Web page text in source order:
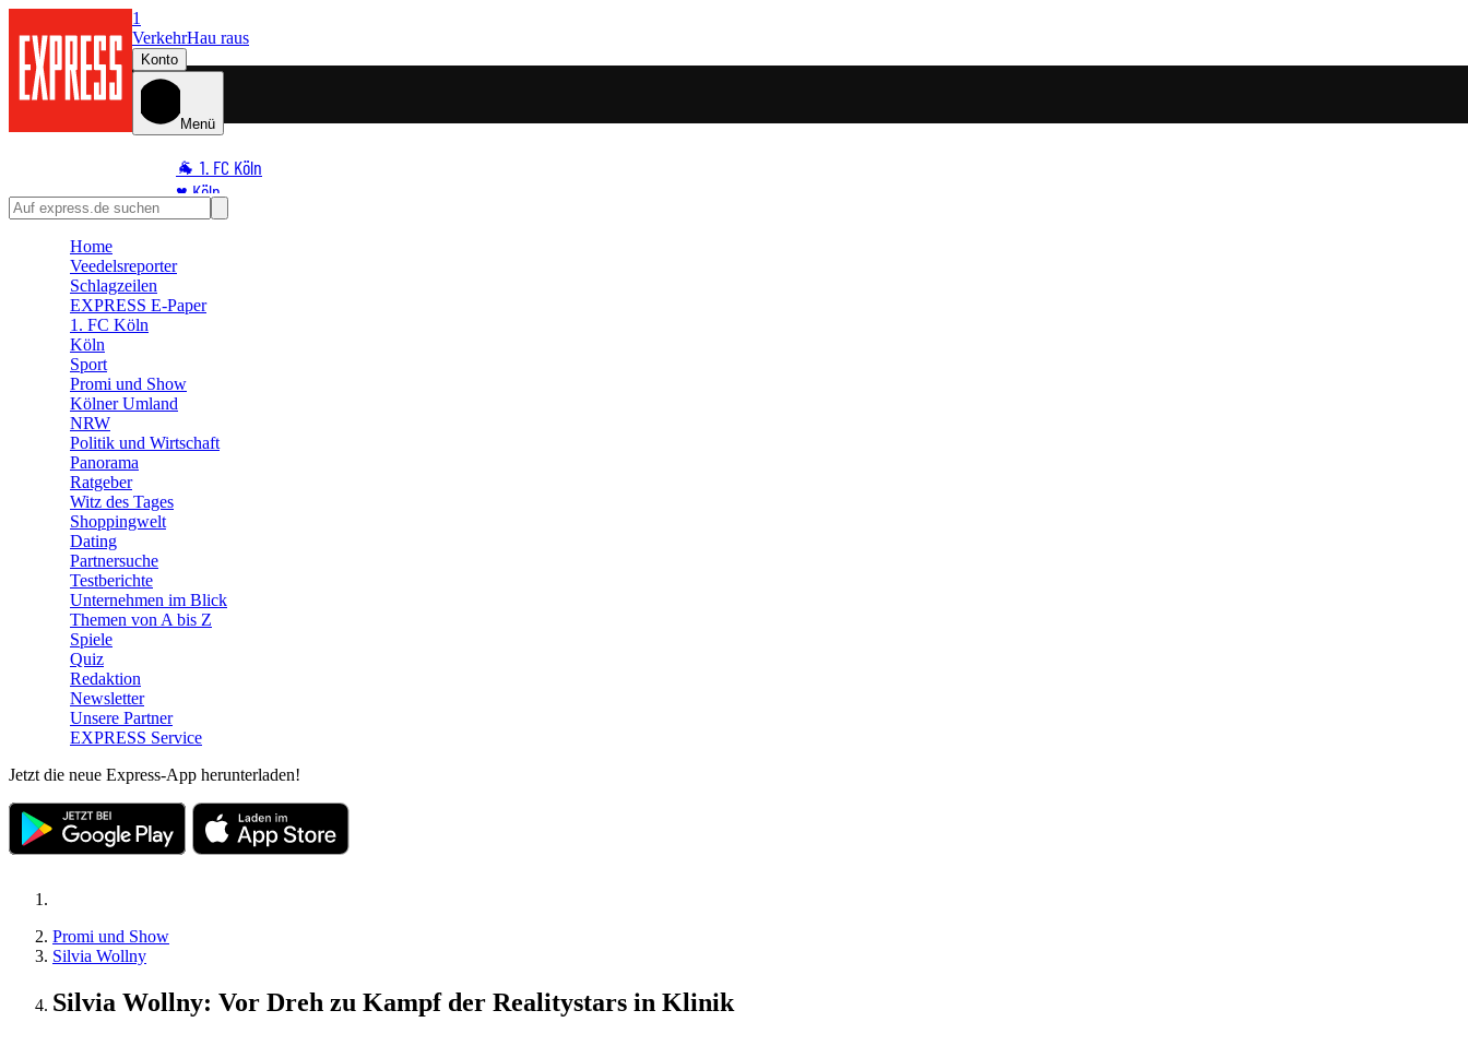
1
VerkehrHau raus
Konto
Menü
🐐 1. FC Köln
♥️ Köln
⭐ Promi
🛒 Shoppingwelt
🧩 Spiele
Home
Veedelsreporter
Schlagzeilen
EXPRESS E-Paper
1. FC Köln
Köln
Sport
Promi und Show
Kölner Umland
NRW
Politik und Wirtschaft
Panorama
Ratgeber
Witz des Tages
Shoppingwelt
Dating
Partnersuche
Testberichte
Unternehmen im Blick
Themen von A bis Z
Spiele
Quiz
Redaktion
Newsletter
Unsere Partner
EXPRESS Service
Jetzt die neue Express-App herunterladen!
Promi und Show
Silvia Wollny
Silvia Wollny: Vor Dreh zu Kampf der Realitystars in Klinik